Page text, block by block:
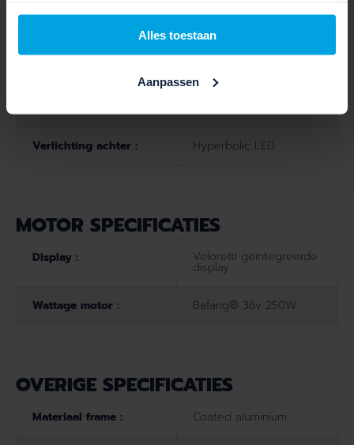
Alles toestaan
Aanpassen
SCHAKELEN EN VEILIGHEID
automatische naafloze
Verlichting achter : Hyperbolic LED
MOTOR SPECIFICATIES
Display : Veloretti geïntegreerde
display
Wattage motor : Bafang® 36v 250W
OVERIGE SPECIFICATIES
Materiaal frame : Coated aluminium